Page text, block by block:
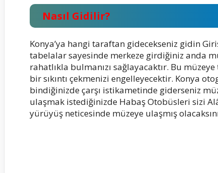
Nasıl Gidilir?
Konya’ya hangi taraftan gidecekseniz gidin
tabelalar sayesinde merkeze girdiğiniz anda
rahatlıkla bulmanızı sağlayacaktır. Bu
bir sıkıntı çekmenizi engelleyecektir. Konya
bindiğinizde çarşı istikametinde giderseniz
ulaşmak istediğinizde Habaş Otobüsleri sizi
yürüyüş neticesinde müzeye ulaşmış